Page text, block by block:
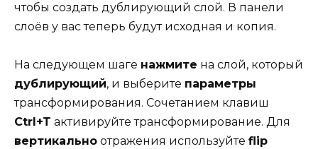
чтобы создать дублирующий слой. В панели
слоёв у вас теперь будут исходная и копия.
На следующем шаге нажмите на слой, который
дублирующий, и выберите параметры
трансформирования. Сочетанием клавиш
Ctrl+T активируйте трансформирование. Для
вертикально отражения используйте flip